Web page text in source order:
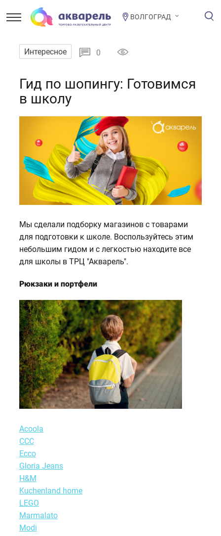
ВОЛГОГРАД
Интересное 0
Гид по шопингу: Готовимся
в школу
Мы сделали подборку магазинов с товарами
для подготовки к школе. Воспользуйтесь этим
небольшим гидом и с легкостью находите все
для школы в ТРЦ "Акварель".
Рюкзаки и портфели
Acoola
ССС
Ecco
Gloria Jeans
H&M
Kuchenland home
LEGO
Marmalato
Modi